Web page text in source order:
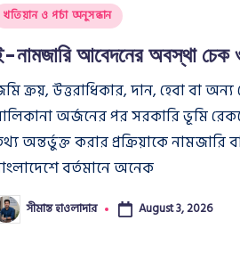
খতিয়ান ও পর্চা অনুসন্ধান
নামজারি আবেদনের অবস্থা
ক্রয়, উত্তরাধিকার, দান, হেবা বা
অর্জনের পর সরকারি ভূমি
অন্তর্ভুক্ত করার প্রক্রিয়াকে নামজারি
বর্তমানে অনেক
সীমান্ত হাওলাদার August 3, 2026